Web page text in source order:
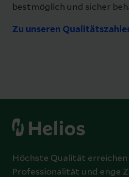
bestmöglich und sicher
Zu unseren
Höchste Qualität
Professionalität und enge